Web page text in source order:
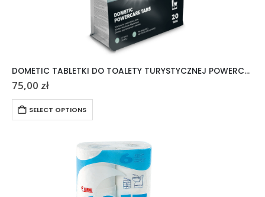
DOMETIC TABLETKI DO TOALETY TURYSTYCZNEJ POWERCARE TABS 20 SZTUK
75,00 zł
SELECT OPTIONS